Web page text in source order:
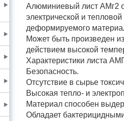
Алюминиевый лист АМг2
электрической и
деформируемого
Может быть произведен
действием высокой
Характеристики листа
Безопасность.
Отсутствие в сырье
Высокая тепло- и
Материал способен
Обладает